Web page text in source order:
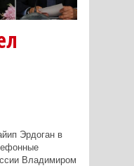
Эрдоган в
Владимиром